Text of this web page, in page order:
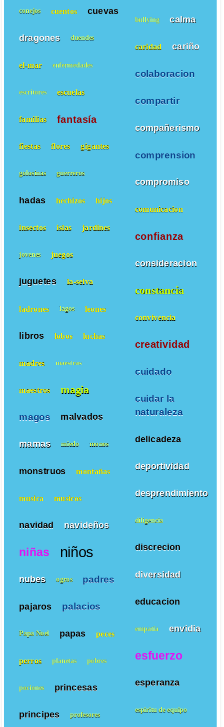
bullying calma
caridad cariño
colaboracion
compartir
compañerismo
comprension
compromiso
comunicacion
confianza
consideracion
constancia
convivencia
creatividad
cuidado
cuidar la
naturaleza
delicadeza
deportividad
desprendimiento
diligencia
discrecion
diversidad
educacion
empatía envidia
esfuerzo
esperanza
espiritu de equipo
conejos cuentos cuevas
dragones duendes
el-mar enfermedades
escritores escuelas
familias fantasía
fiestas flores gigantes
golosinas guerreros
hadas hechizos hijos
insectos islas jardines
jovenes juegos
juguetes la-selva
ladrones lagos leones
libros lobos luchas
madres maestras
maestros magia
magos malvados
mamas miedo monos
monstruos montañas
musica musicos
navidad navideños
niñas niños
nubes ogros padres
pajaros palacios
Papa Noel papas peces
perros planetas pobres
pociones princesas
principes profesores